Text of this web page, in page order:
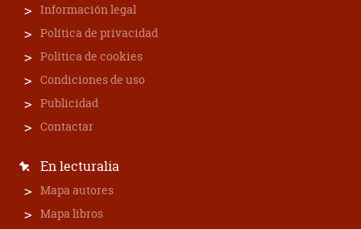
Información legal
Política de privacidad
Política de cookies
Condiciones de uso
Publicidad
Contactar
En lecturalia
Mapa autores
Mapa libros